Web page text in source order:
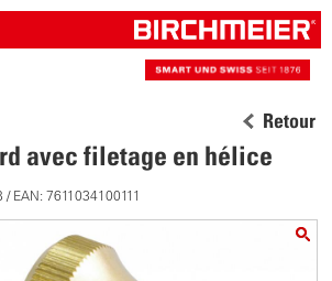
Retour
avec filetage en hélice
EAN: 7611034100111